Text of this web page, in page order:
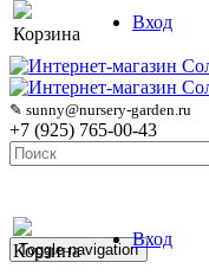
Корзина
Вход
✎ sunny@nursery-garden.ru
+7 (925) 765-00-43
Корзина
Вход
Toggle navigation